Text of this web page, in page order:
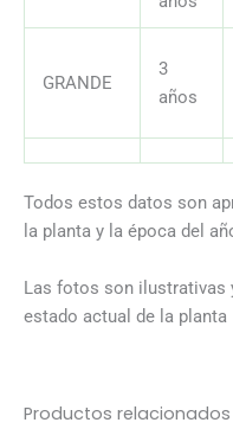
GRANDE
3
años
Todos estos datos son
la planta y la época del
Las fotos son ilustrativas
estado actual de la planta
Productos relacionados